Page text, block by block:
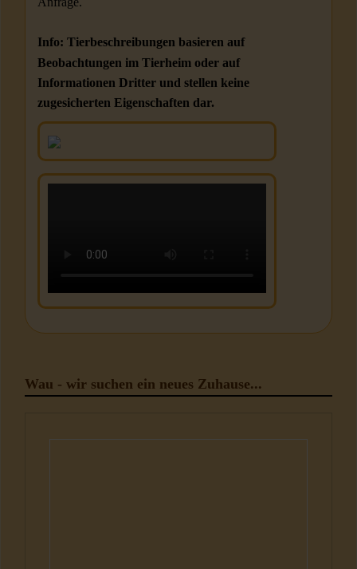
Info: Tierbeschreibungen basieren auf
Beobachtungen im Tierheim oder auf
Informationen Dritter und stellen keine
zugesicherten Eigenschaften dar.
Wau - wir suchen ein neues Zuhause...